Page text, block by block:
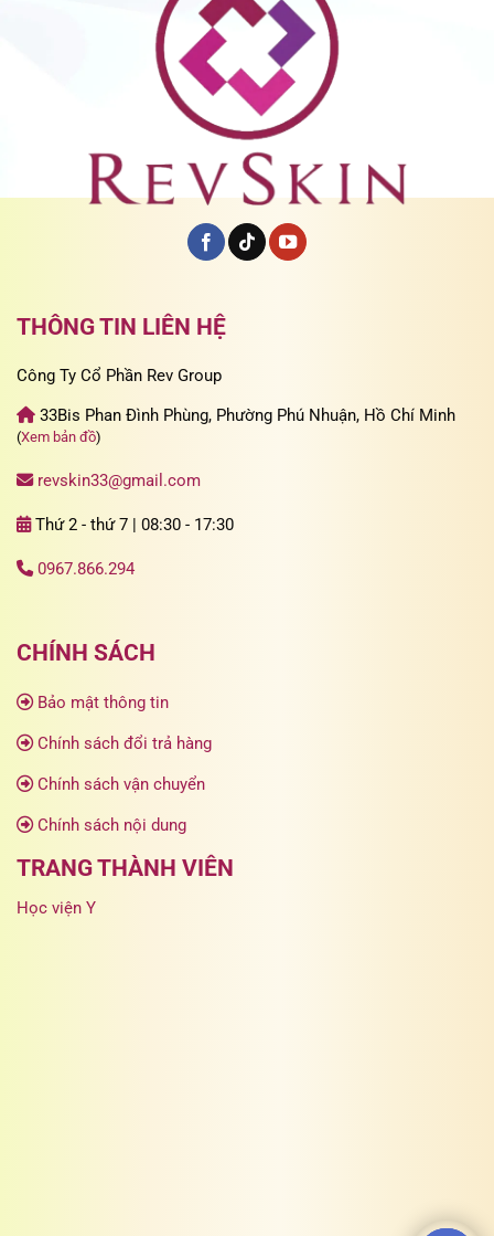
THÔNG TIN LIÊN HỆ
Công Ty Cổ Phần Rev Group
33Bis Phan Đình Phùng, Phường Phú Nhuận, Hồ Chí Minh
(Xem bản đồ)
revskin33@gmail.com
Thứ 2 - thứ 7 | 08:30 - 17:30
0967.866.294
CHÍNH SÁCH
Bảo mật thông tin
Chính sách đổi trả hàng
Chính sách vận chuyển
Chính sách nội dung
TRANG THÀNH VIÊN
Học viện Y